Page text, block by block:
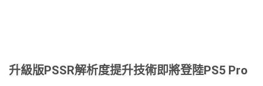
升級版PSSR解析度提升技術即將登陸PS5 Pro